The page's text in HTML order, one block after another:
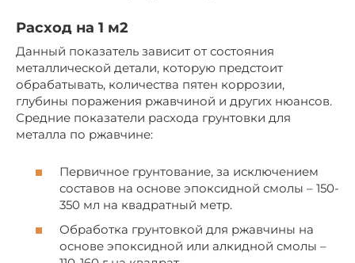
Расход на 1 м2
Данный показатель зависит от состояния
металлической детали, которую предстоит
обрабатывать, количества пятен коррозии,
глубины поражения ржавчиной и других нюансов.
Средние показатели расхода грунтовки для
металла по ржавчине:
Первичное грунтование, за исключением
составов на основе эпоксидной смолы – 150-
350 мл на квадратный метр.
Обработка грунтовкой для ржавчины на
основе эпоксидной или алкидной смолы –